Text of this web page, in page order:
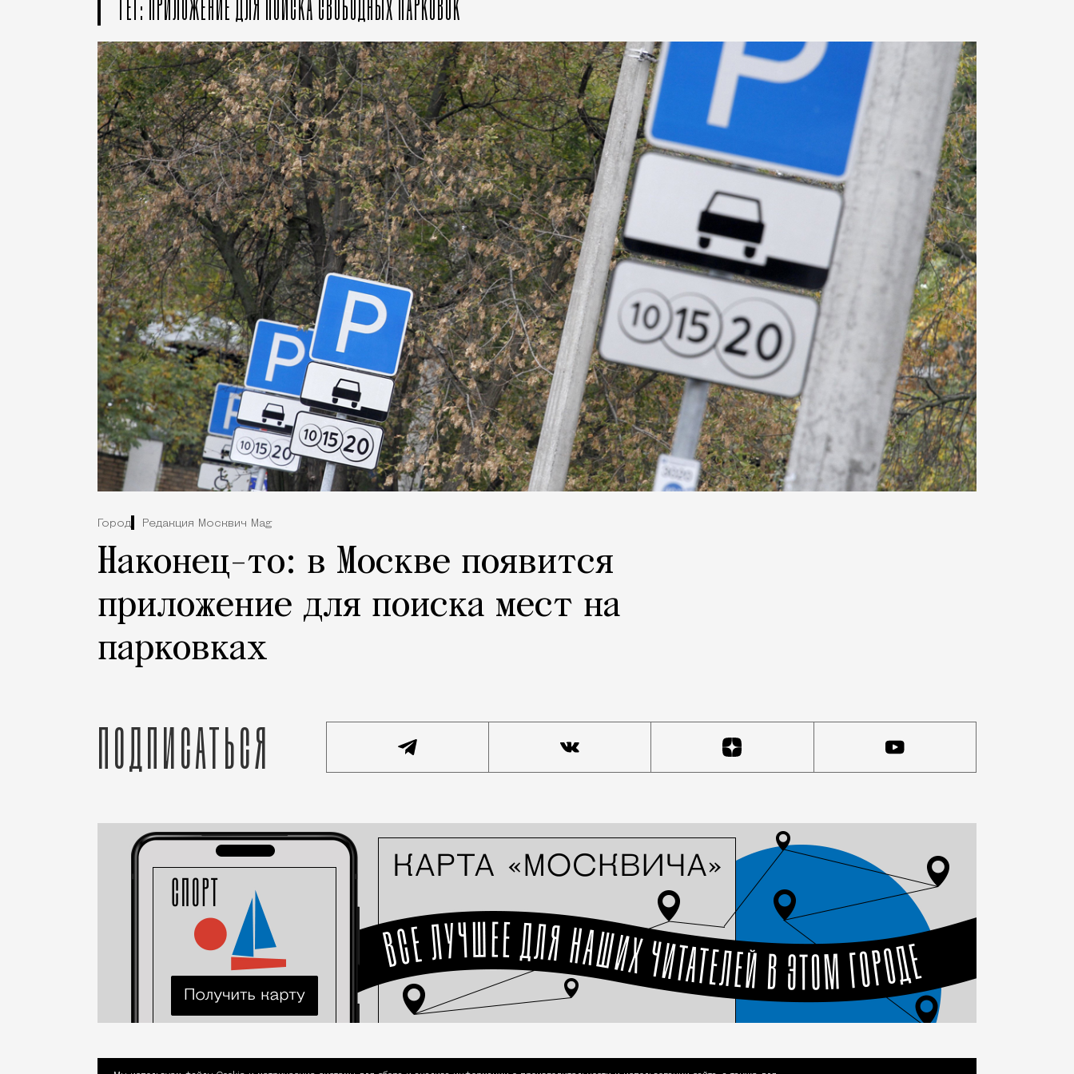
Город Редакция Москвич Mag
Наконец-то: в Москве появится
приложение для поиска мест на
парковках
Подписаться